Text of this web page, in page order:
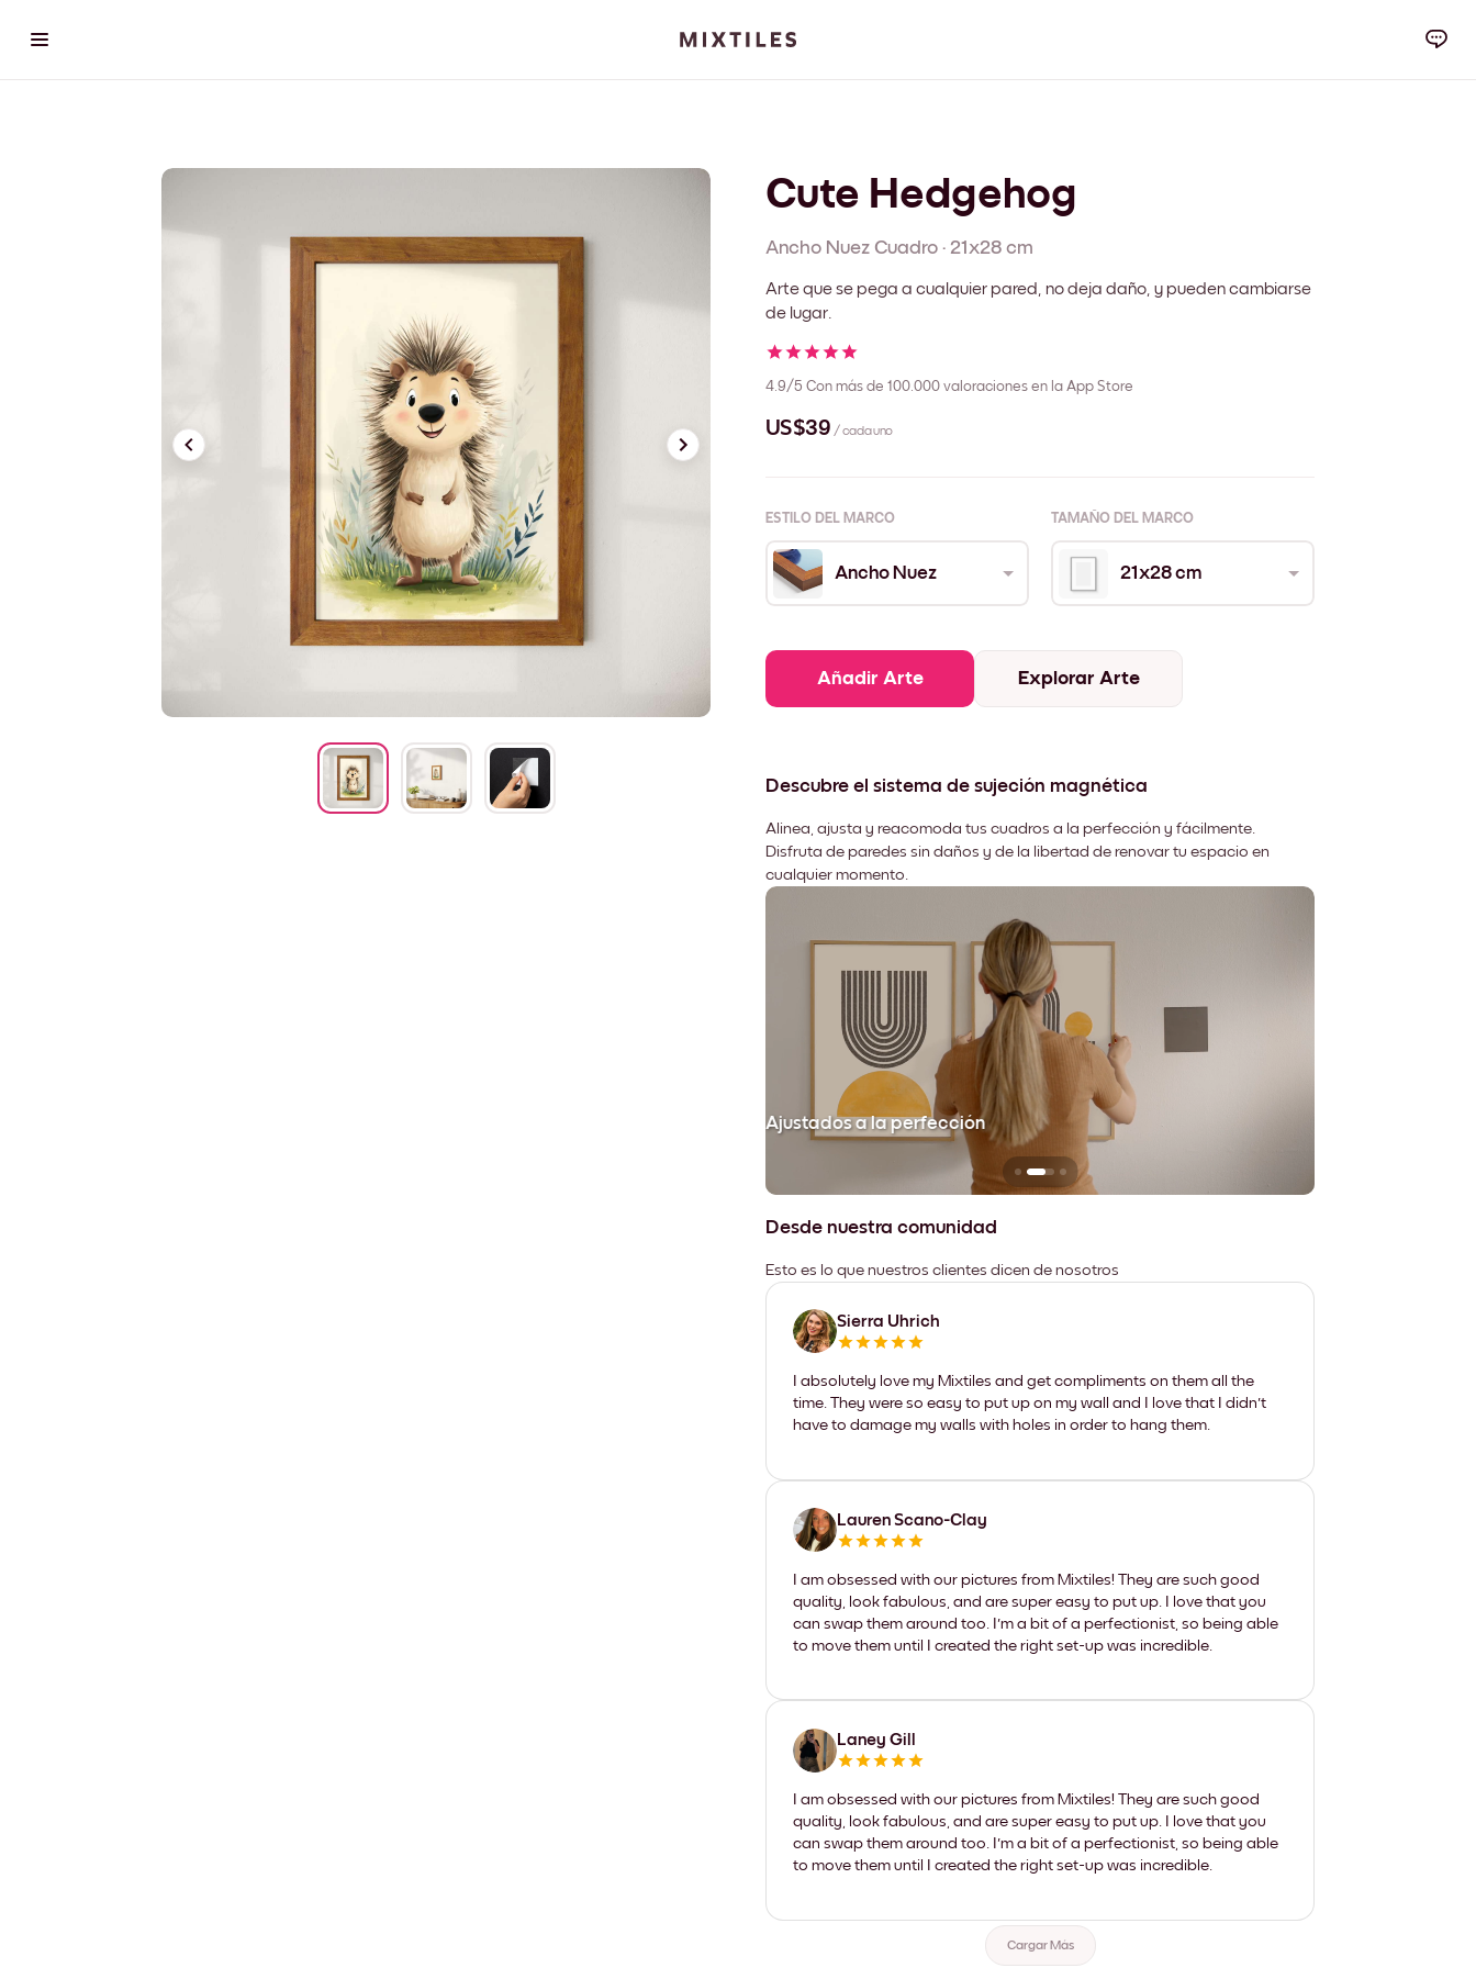
Cute Hedgehog
Ancho Nuez Cuadro · 21x28 cm
Arte que se pega a cualquier pared, no deja daño, y pueden cambiarse
de lugar.
4.9/5 Con más de 100.000 valoraciones en la App Store
US$39 / cada uno
ESTILO DEL MARCO TAMAÑO DEL MARCO
Ancho Nuez 21x28 cm
Añadir Arte Explorar Arte
Descubre el sistema de sujeción magnética
Alinea, ajusta y reacomoda tus cuadros a la perfección y fácilmente.
Disfruta de paredes sin daños y de la libertad de renovar tu espacio en
cualquier momento.
Ajustados a la perfección
Desde nuestra comunidad
Esto es lo que nuestros clientes dicen de nosotros
Sierra Uhrich
I absolutely love my Mixtiles and get compliments on them all the
time. They were so easy to put up on my wall and I love that I didn't
have to damage my walls with holes in order to hang them.
Lauren Scano-Clay
I am obsessed with our pictures from Mixtiles! They are such good
quality, look fabulous, and are super easy to put up. I love that you
can swap them around too. I'm a bit of a perfectionist, so being able
to move them until I created the right set-up was incredible.
Laney Gill
I am obsessed with our pictures from Mixtiles! They are such good
quality, look fabulous, and are super easy to put up. I love that you
can swap them around too. I'm a bit of a perfectionist, so being able
to move them until I created the right set-up was incredible.
Cargar Más